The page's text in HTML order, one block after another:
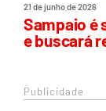
21 de junho de 2026
Sampaio é
e buscará
Publicidade